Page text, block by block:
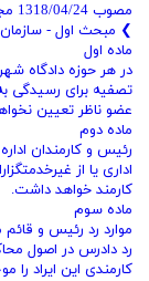
مصوب 1318/04/24 مجلس شورای ملی
❯ مبحث اول - سازمان
ماده اول
در هر حوزه دادگاه
تصفیه برای رسیدگی
عضو ناظر تعیین
ماده دوم
رئیس و کارمندان
اداری یا از
کارمند خواهد داشت.
ماده سوم
موارد رد رئیس و
رد دادرس در اصول
کارمندی این ایراد را